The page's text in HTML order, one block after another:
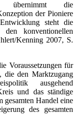
übernimmt die
der Pioniere
steht die
konventionellen
Kenning 2007, S.
Voraussetzungen für
die den Marktzugang
ausgehend
und das ständige
Handel eine
des gesamten